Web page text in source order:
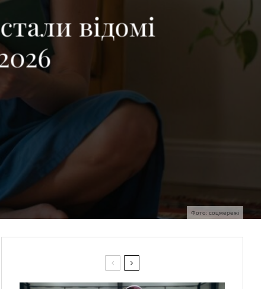
Фото: соцмережі
відомі